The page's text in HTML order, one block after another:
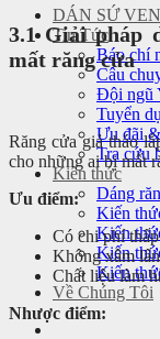
DÁN SỨ
Tin Tức
Báo chí
Câu
Đội ngũ
Tuyển
Ưu đãi
Tra cứu
Kiến thức
Dáng
Kiến
Kiến
Kiến
Kiến
Về Chúng Tôi
3.1 Giải pháp
mất răng cửa
Răng cửa giả tháo
cho những ai bị mất
Ưu điểm:
Có chi phí
Không xâm
Chất liệu làm
Nhược điểm: